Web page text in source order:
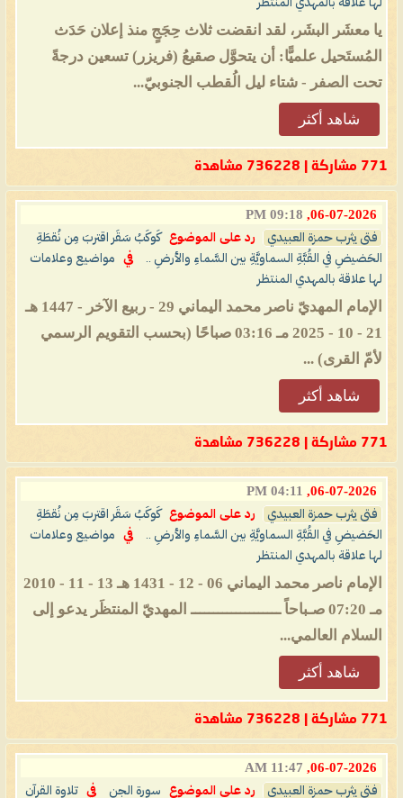
لها علاقة بالمهدي المنتظر
يا معشَر البشَر، لقد انقضت ثلاث حِجَجٍ منذ إعلان حَدَث
المُستَحيل علميًّا: أن يتحوَّل صقيعُ (فريزر) تسعين درجةً
تحت الصفر - شتاء ليل الُقطب الجنوبيّ...
شاهد أكثر
771 مشاركة | 736228 مشاهدة
06-07-2026,
09:18 PM
فتى يثرب حمزة العبيدي رد على الموضوع
كَوكَبُ سَقَر اقتربَ مِن نُقطَةِ
الحَضيضِ في القُبَّةِ السماويَّةِ بين السَّماءِ والأرضِ ..
في
مواضيع وعلامات
لها علاقة بالمهدي المنتظر
الإمام المهديّ ناصر محمد اليماني 29 - ربيع الآخر - 1447 هـ
21 - 10 - 2025 مـ 03:16 صباحًا (بحسب التقويم الرسمي
لأمّ القرى) ...
شاهد أكثر
771 مشاركة | 736228 مشاهدة
06-07-2026,
04:11 PM
فتى يثرب حمزة العبيدي رد على الموضوع
كَوكَبُ سَقَر اقتربَ مِن نُقطَةِ
الحَضيضِ في القُبَّةِ السماويَّةِ بين السَّماءِ والأرضِ ..
في
مواضيع وعلامات
لها علاقة بالمهدي المنتظر
الإمام ناصر محمد اليماني 06 - 12 - 1431 هـ 13 - 11 - 2010
مـ 07:20 صـباحاً ــــــــــــــــــــ المهديّ المنتظَر يدعو إلى
السلام العالمي...
شاهد أكثر
771 مشاركة | 736228 مشاهدة
06-07-2026,
11:47 AM
فتى يثرب حمزة العبيدي رد على الموضوع سورة الجن في تلاوة القرآن